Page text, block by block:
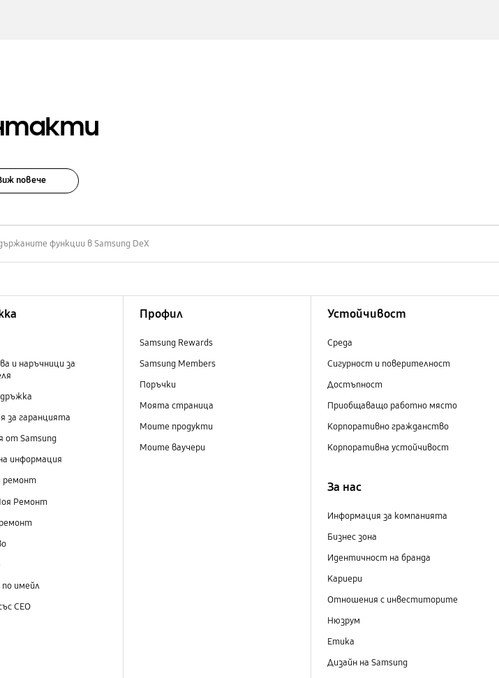
повече
функции в Samsung DeX
и наръчници за
за гаранцията
от Samsung
информация
ремонт
Ремонт
имейл
СЕО
Профил
Samsung Rewards
Samsung Members
Поръчки
Моята страница
Моите продукти
Моите ваучери
Устойчивост
Среда
Сигурност и поверителност
Достъпност
Приобщаващо работно място
Корпоративно гражданство
Корпоративна устойчивост
За нас
Информация за компанията
Бизнес зона
Идентичност на бранда
Кариери
Отношения с инвеститорите
Нюзрум
Етика
Дизайн на Samsung